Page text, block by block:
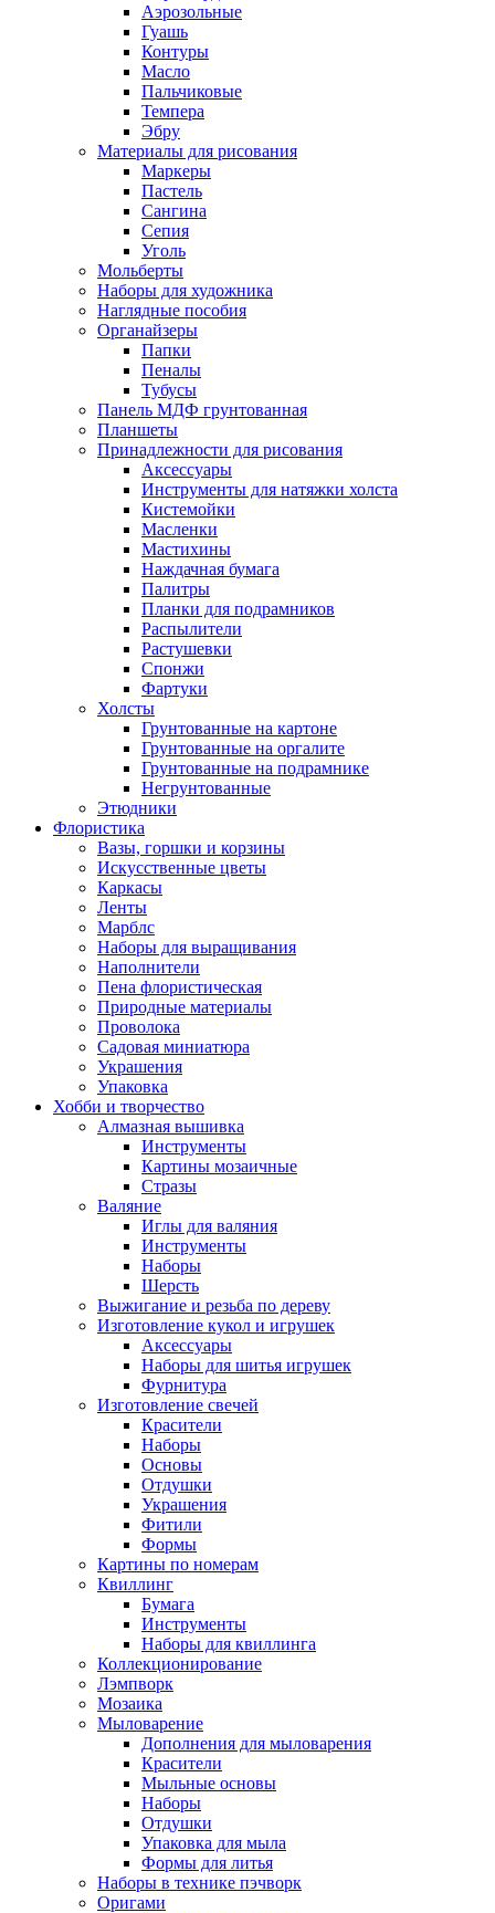
Аэрозольные
Гуашь
Контуры
Масло
Пальчиковые
Темпера
Эбру
Материалы для рисования
Маркеры
Пастель
Сангина
Сепия
Уголь
Мольберты
Наборы для художника
Наглядные пособия
Органайзеры
Папки
Пеналы
Тубусы
Панель МДФ грунтованная
Планшеты
Принадлежности для рисования
Аксессуары
Инструменты для натяжки холста
Кистемойки
Масленки
Мастихины
Наждачная бумага
Палитры
Планки для подрамников
Распылители
Растушевки
Спонжи
Фартуки
Холсты
Грунтованные на картоне
Грунтованные на оргалите
Грунтованные на подрамнике
Негрунтованные
Этюдники
Флористика
Вазы, горшки и корзины
Искусственные цветы
Каркасы
Ленты
Марблс
Наборы для выращивания
Наполнители
Пена флористическая
Природные материалы
Проволока
Садовая миниатюра
Украшения
Упаковка
Хобби и творчество
Алмазная вышивка
Инструменты
Картины мозаичные
Стразы
Валяние
Иглы для валяния
Инструменты
Наборы
Шерсть
Выжигание и резьба по дереву
Изготовление кукол и игрушек
Аксессуары
Наборы для шитья игрушек
Фурнитура
Изготовление свечей
Красители
Наборы
Основы
Отдушки
Украшения
Фитили
Формы
Картины по номерам
Квиллинг
Бумага
Инструменты
Наборы для квиллинга
Коллекционирование
Лэмпворк
Мозаика
Мыловарение
Дополнения для мыловарения
Красители
Мыльные основы
Наборы
Отдушки
Упаковка для мыла
Формы для литья
Наборы в технике пэчворк
Оригами